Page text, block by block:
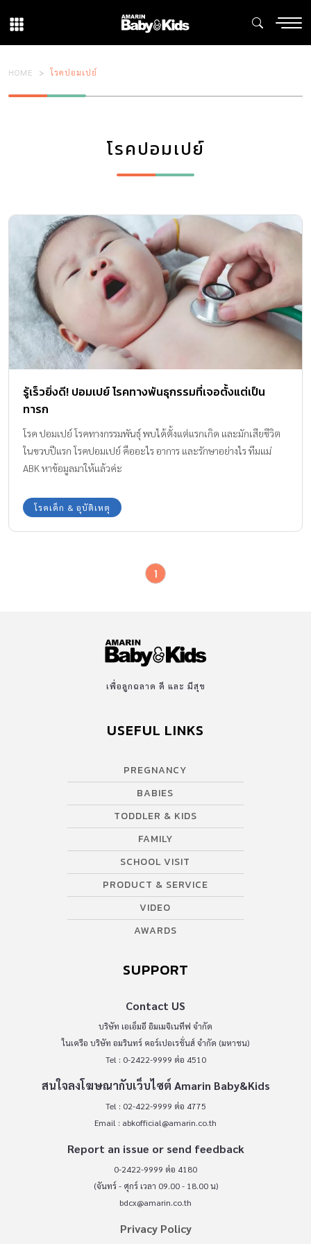
HOME โรคปอมเปย์
โรคปอมเปย์
รู้เร็วยิ่งดี! ปอมเปย์ โรคทางพันธุกรรมที่เจอตั้งแต่เป็น
ทารก
โรค ปอมเปย์ โรคทางกรรมพันธุ์ พบได้ตั้งแต่แรกเกิด และมักเสียชีวิต
ในขวบปีแรก โรคปอมเปย์ คืออะไร อาการ และรักษาอย่างไร ทีมแม่
ABK หาข้อมูลมาให้แล้วค่ะ
โรคเด็ก & อุบัติเหตุ
1
เพื่อลูกฉลาด ดี และ มีสุข
USEFUL LINKS
PREGNANCY
BABIES
TODDLER & KIDS
FAMILY
SCHOOL VISIT
PRODUCT & SERVICE
VIDEO
AWARDS
SUPPORT
Contact US
บริษัท เอเอ็มอี อิมเมจิเนทีฟ จำกัด
ในเครือ บริษัท อมรินทร์ คอร์เปอเรชั่นส์ จำกัด (มหาชน)
Tel : 0-2422-9999 ต่อ 4510
สนใจลงโฆษณากับเว็บไซต์ Amarin Baby&Kids
Tel : 02-422-9999 ต่อ 4775
Email : abkofficial@amarin.co.th
Report an issue or send feedback
0-2422-9999 ต่อ 4180
(จันทร์ - ศุกร์ เวลา 09.00 - 18.00 น)
bdcx@amarin.co.th
Privacy Policy